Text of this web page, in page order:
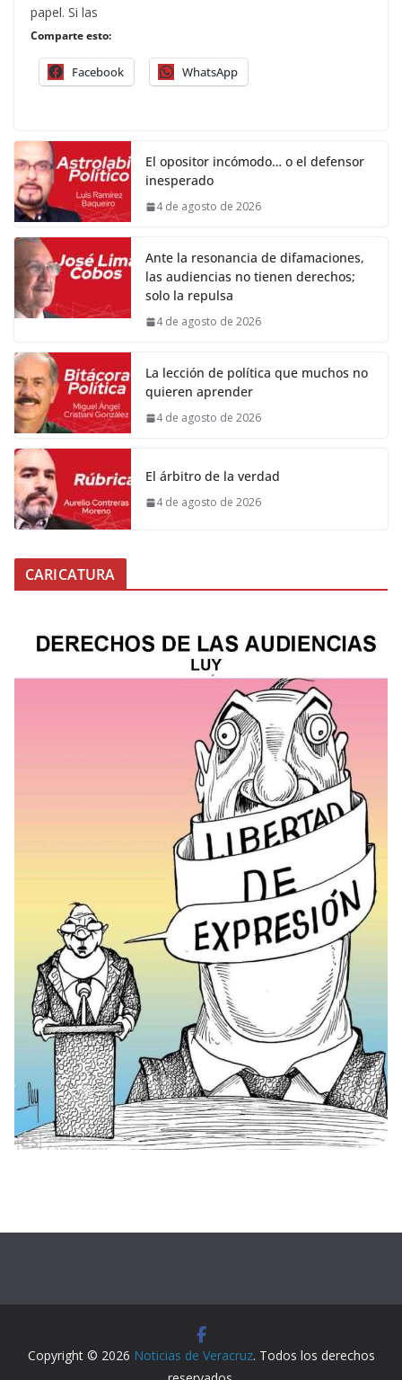
papel. Si las
Comparte esto:
Facebook WhatsApp
El opositor incómodo… o el defensor
inesperado
4 de agosto de 2026
Ante la resonancia de difamaciones,
las audiencias no tienen derechos;
solo la repulsa
4 de agosto de 2026
La lección de política que muchos no
quieren aprender
4 de agosto de 2026
El árbitro de la verdad
4 de agosto de 2026
CARICATURA
Copyright © 2026 Noticias de Veracruz. Todos los derechos